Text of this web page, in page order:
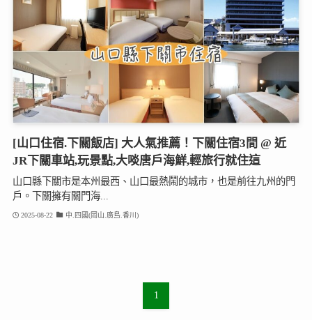
[山口住宿.下關飯店] 大人氣推薦！下關住宿3間 @ 近
JR下關車站,玩景點,大啖唐戶海鮮,輕旅行就住這
山口縣下關市是本州最西、山口最熱鬧的城市，也是前往九州的門
戶。下關擁有關門海...
2025-08-22 中.四國(岡山.廣島.香川)
1